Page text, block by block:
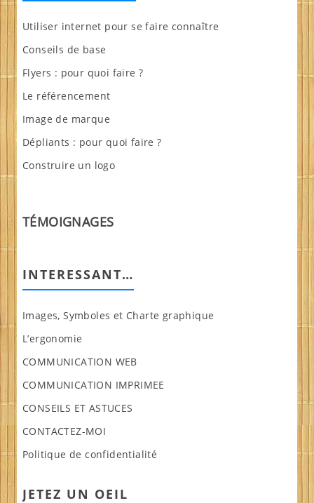
Utiliser internet pour se faire connaître
Conseils de base
Flyers : pour quoi faire ?
Le référencement
Image de marque
Dépliants : pour quoi faire ?
Construire un logo
TÉMOIGNAGES
INTERESSANT…
Images, Symboles et Charte graphique
L’ergonomie
COMMUNICATION WEB
COMMUNICATION IMPRIMEE
CONSEILS ET ASTUCES
CONTACTEZ-MOI
Politique de confidentialité
JETEZ UN OEIL